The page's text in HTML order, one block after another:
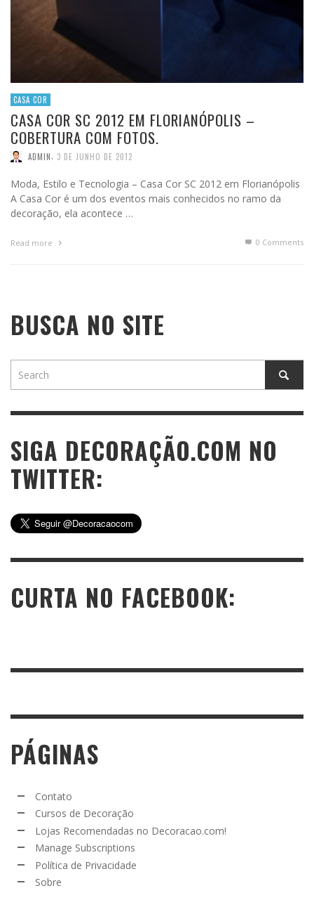
CASA COR
CASA COR SC 2012 EM FLORIANÓPOLIS –
COBERTURA COM FOTOS.
ADMIN 3 DE JUNHO DE 2012
Moda, Estilo e Tecnologia – Casa Cor SC 2012 em Florianópolis
A Casa Cor é um dos eventos mais conhecidos no ramo da
decoração, ela acontece …
Read more 0 Comments
BUSCA NO SITE
SIGA DECORAÇÃO.COM NO
TWITTER:
CURTA NO FACEBOOK:
PÁGINAS
Contato
Cursos de Decoração
Lojas Recomendadas no Decoracao.com!
Manage Subscriptions
Política de Privacidade
Sobre